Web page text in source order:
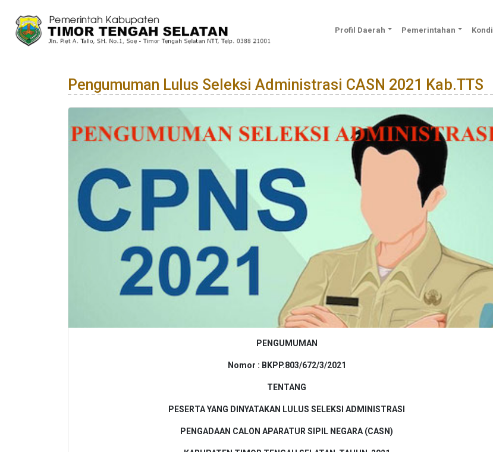
Profil Daerah Pemerintahan
Pengumuman Lulus Seleksi Administrasi CASN 2021 Kab.TTS
PENGUMUMAN
Nomor : BKPP.803/672/3/2021
TENTANG
PESERTA YANG DINYATAKAN LULUS SELEKSI ADMINISTRASI
PENGADAAN CALON APARATUR SIPIL NEGARA (CASN)